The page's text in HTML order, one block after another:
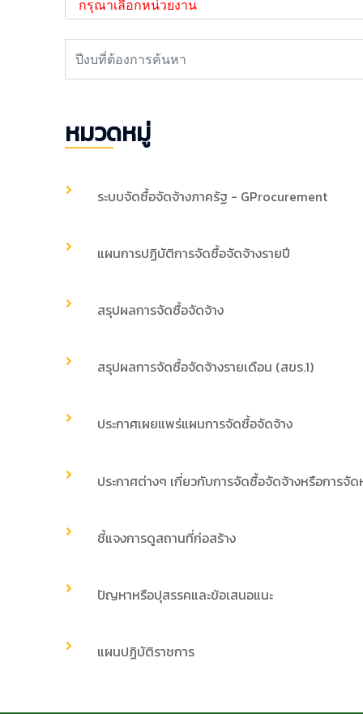
หมวดหมู่
ระบบจัดซื้อจัดจ้างภาครัฐ - GProcurement
แผนการปฏิบัติการจัดซื้อจัดจ้างรายปี
สรุปผลการจัดซื้อจัดจ้าง
สรุปผลการจัดซื้อจัดจ้างรายเดือน (สขร.1)
ประกาศเผยแพร่แผนการจัดซื้อจัดจ้าง
ประกาศต่างๆ เกี่ยวกับการจัดซื้อจัดจ้างหรือการจั
ชี้แจงการดูสถานที่ก่อสร้าง
ปัญหาหรือปุสรรคและข้อเสนอแนะ
แผนปฏิบัติราชการ